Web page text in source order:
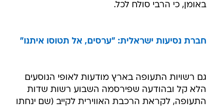
באומן, כי הרבי סולח לכל.
חברת נסיעות ישראלית: "ערסים, אל תטוסו איתנו"
גם רשויות התעופה בארץ מודעות לאופי הנוסעים
הלא קל ובהודעה שפירסמה השבוע רשות שדות
התעופה, לקראת הרכבת האווירית לקייב (שם ינחתו